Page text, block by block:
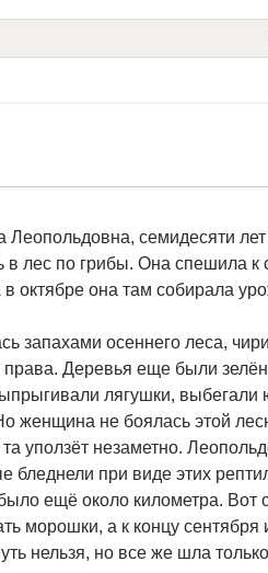
семидесяти лет
в лес по грибы. Она спешила к
октябре она там собирала
запахами осеннего леса,
права. Деревья еще были
лягушки, выбегали
женщина не боялась этой
уползёт незаметно.
бледнели при виде этих
ещё около километра.
морошки, а к концу сентября
нельзя, но все же шла